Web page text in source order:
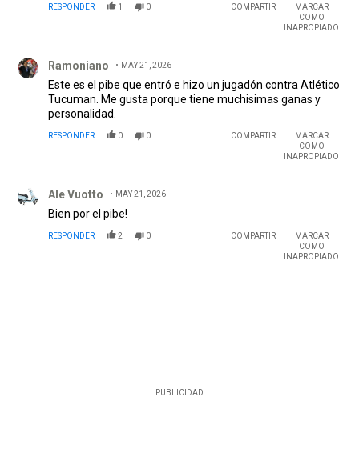
RESPONDER 1 0 COMPARTIR
MARCAR
COMO
INAPROPIADO
Ramoniano MAY 21, 2026
Este es el pibe que entró e hizo un jugadón contra Atlético
Tucuman. Me gusta porque tiene muchisimas ganas y
personalidad.
RESPONDER 0 0 COMPARTIR
MARCAR
COMO
INAPROPIADO
Ale Vuotto MAY 21, 2026
Bien por el pibe!
RESPONDER 2 0 COMPARTIR
MARCAR
COMO
INAPROPIADO
PUBLICIDAD